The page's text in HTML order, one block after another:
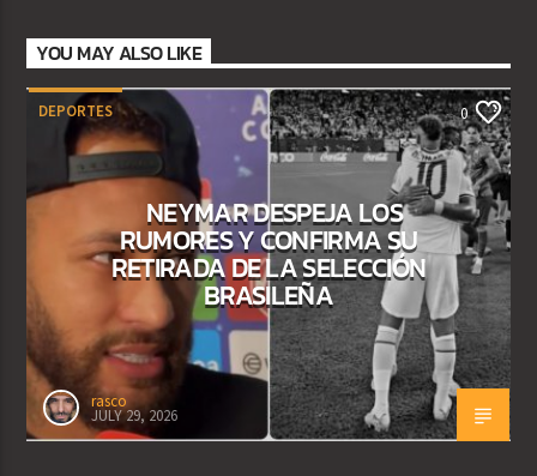
YOU MAY ALSO LIKE
DEPORTES 0
NEYMAR DESPEJA LOS
RUMORES Y CONFIRMA SU
RETIRADA DE LA SELECCIÓN
BRASILEÑA
rasco
JULY 29, 2026